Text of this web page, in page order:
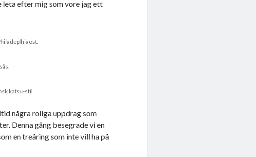
leta efter mig som vore jag ett
katsu-stil.
några roliga uppdrag som
Denna gång besegrade vi en
en treåring som inte vill ha på